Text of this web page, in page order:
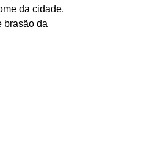
da cidade,
brasão da